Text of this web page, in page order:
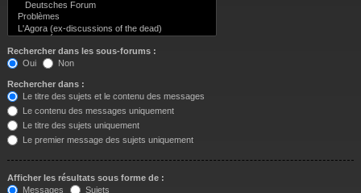
Rechercher dans les sous-forums :
Oui
Non
Rechercher dans :
Le titre des sujets et le contenu des messages
Le contenu des messages uniquement
Le titre des sujets uniquement
Le premier message des sujets uniquement
Afficher les résultats sous forme de :
Messages
Sujets